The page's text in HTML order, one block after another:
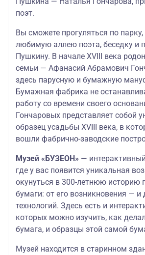
поэт.
Вы сможете прогуляться по парку,
любимую аллею поэта, беседку и
Пушкину. В начале XVIII века
семьи — Афанасий Абрамович
здесь парусную и бумажную
Бумажная фабрика не
работу со времени своего
Гончаровых представляет собой
образец усадьбы XVIII века, в
вошли фабрично-заводские
Музей «БУЗЕОН» —
где у вас появится уникальная
окунуться в 300-летнюю историю
бумаги: от его возникновения —
технологий. Здесь есть и
которых можно изучить, как
бумага, и образцы этой самой
Музей находится в старинном